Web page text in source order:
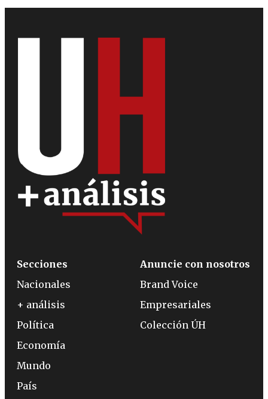
Secciones
Nacionales
+ análisis
Política
Economía
Mundo
País
Anuncie con nosotros
Brand Voice
Empresariales
Colección ÚH